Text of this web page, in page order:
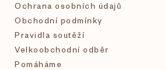
Ochrana osobních údajů
Obchodní podmínky
Pravidla soutěží
Velkoobchodní odběr
Pomáháme